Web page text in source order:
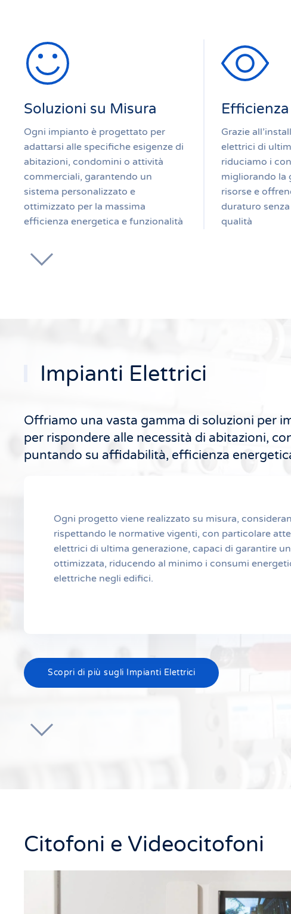
Soluzioni su Misura
Ogni impianto è progettato per
adattarsi alle specifiche esigenze di
abitazioni, condomini o attività
commerciali, garantendo un
sistema personalizzato e
ottimizzato per la massima
efficienza energetica e funzionalità
Grazie
elettrici di
riduciamo i
migliorando la
risorse e
duraturo
qualità
Impianti Elettrici
Offriamo una vasta gamma di soluzioni per
per rispondere alle necessità di abitazioni,
puntando su affidabilità, efficienza
Ogni progetto viene realizzato su misura,
rispettando le normative vigenti, con particolare
elettrici di ultima generazione, capaci di garantire
ottimizzata, riducendo al minimo i consumi
elettriche negli edifici.
Scopri di più sugli Impianti Elettrici
Citofoni e Videocitofoni